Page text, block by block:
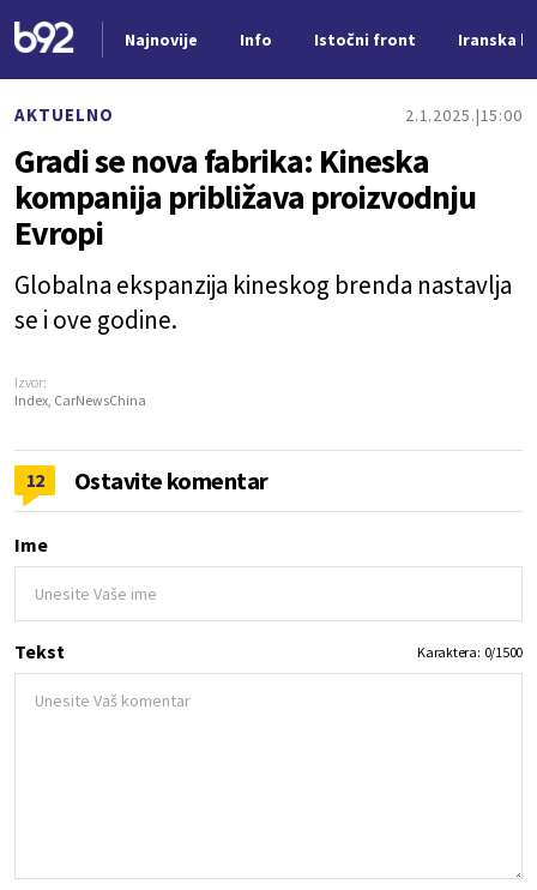
Najnovije Info Istočni front Iranska
AKTUELNO 2.1.2025. 15:00
Gradi se nova fabrika: Kineska
kompanija približava proizvodnju
Evropi
Globalna ekspanzija kineskog brenda nastavlja
se i ove godine.
Izvor:
Index, CarNewsChina
12 Ostavite komentar
Ime
Tekst Karaktera: 0/1500